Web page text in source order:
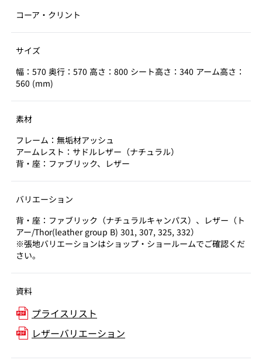
コーア・クリント
サイズ
幅：570 奥行：570 高さ：800 シート高さ：340 アーム高さ：
560 (mm)
素材
フレーム：無垢材アッシュ
アームレスト：サドルレザー（ナチュラル）
背・座：ファブリック、レザー
バリエーション
背・座：ファブリック（ナチュラルキャンパス）、レザー（ト
アー/Thor(leather group B) 301, 307, 325, 332）
※張地バリエーションはショップ・ショールームでご確認くだ
さい。
資料
プライスリスト
レザーバリエーション